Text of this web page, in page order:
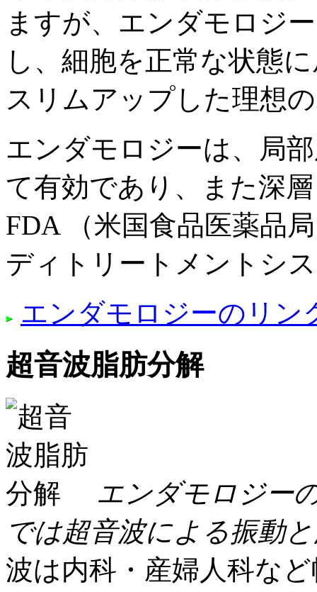
ますが、エンダモロジ
し、細胞を正常な状態
スリムアップした理想
エンダモロジーは、局
て有効であり、また深
FDA （米国食品医薬品
ディトリートメントシ
エンダモロジーのリン
超音波脂肪分解
エンダモロジー
では超音波による振動
波は内科・産婦人科な